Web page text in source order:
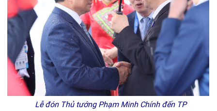
Lễ đón Thủ tướng Phạm Minh Chính đến TP